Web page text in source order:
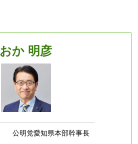
おか 明彦
公明党愛知県本部幹事長